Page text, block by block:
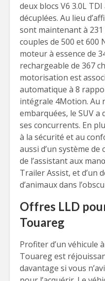
deux blocs V6 3.0L
décuplées. Au lieu
sont maintenant à 231
couples de 500 et 600
moteur à essence de
rechargeable de 367
motorisation est
automatique à 8
intégrale 4Motion. Au
embarquées, le SUV a
ses concurrents. En
à la sécurité et au
aussi d’un système
de l’assistant aux
Trailer Assist, et d’un
d’animaux dans
Offres LLD
Touareg
Profiter d’un véhicule
Touareg est
davantage si vous